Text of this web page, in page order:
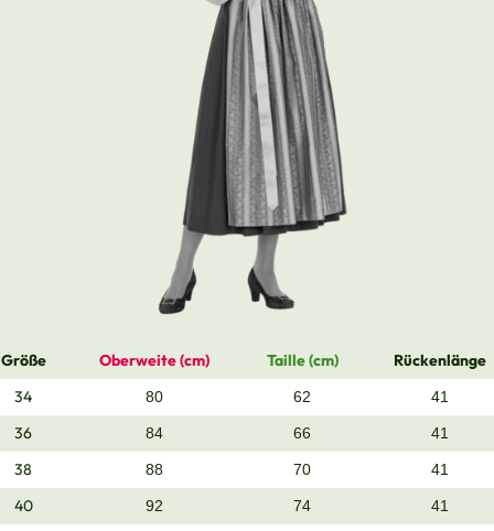
Größe Oberweite (cm) Taille (cm)
Rückenlänge
34
80 62 41
36 84 66 41
38 88 70 41
40 92 74 41